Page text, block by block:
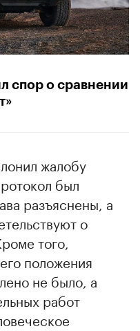
спор о сравнении
жалобу
был
разъяснены, а
о
того,
положения
не было, а
работ